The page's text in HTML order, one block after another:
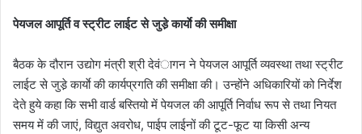
पेयजल आपूर्ति व स्ट्रीट लाईट से जुडे़ कार्याे की समीक्षा
बैठक के दौरान उद्योग मंत्री श्री देवंागन ने पेयजल आपूर्ति व्यवस्था तथा स्ट्रीट
लाईट से जुडे़ कार्याे की कार्यप्रगति की समीक्षा की। उन्होंने अधिकारियों को निर्देश
देते हुये कहा कि सभी वार्ड बस्तियो में पेयजल की आपूर्ति निर्वाध रूप से तथा नियत
समय में की जाएं, विद्युत अवरोध, पाईप लाईनों की टूट-फूट या किसी अन्य